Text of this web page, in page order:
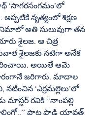
నృత్యంలో శిక్షణ
అతి సులువుగా తన
శైలజ. ఆ చిత్ర
శైలజకు నటిగా అనేక
అయితే ఆమె
జరిగారు. మాదాల
నటించిన ‘ఎర్రమల్లెలు’లో
‘‘నాంపల్లి